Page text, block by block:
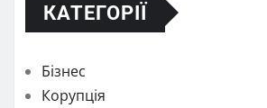
КАТЕГОРІЇ
Бізнес
Корупція